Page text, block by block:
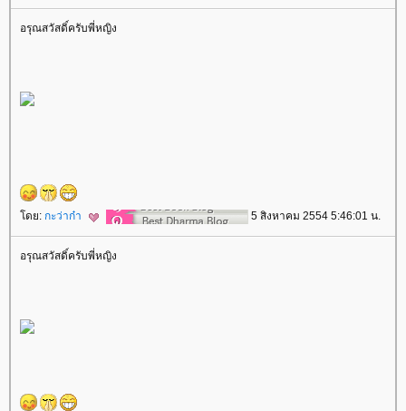
อรุณสวัสดิ์ครับพี่หญิง
ดย: กะว่าก๋า 5 สิงหาคม 2554 5:46:01 น.
อรุณสวัสดิ์ครับพี่หญิง